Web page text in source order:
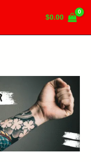
$0.00